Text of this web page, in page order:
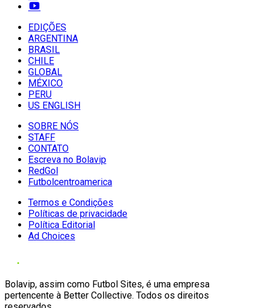
EDIÇÕES
ARGENTINA
BRASIL
CHILE
GLOBAL
MÉXICO
PERU
US ENGLISH
SOBRE NÓS
STAFF
CONTATO
Escreva no Bolavip
RedGol
Futbolcentroamerica
Termos e Condições
Políticas de privacidade
Política Editorial
Ad Choices
Bolavip, assim como Futbol Sites, é uma empresa
pertencente à Better Collective. Todos os direitos